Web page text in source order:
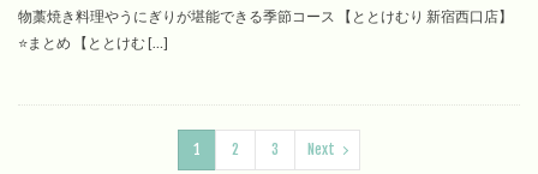
物藁焼き料理やうにぎりが堪能できる季節コース 【ととけむり 新宿西口店】
⭐️まとめ 【ととけむ […]
1 2 3 Next